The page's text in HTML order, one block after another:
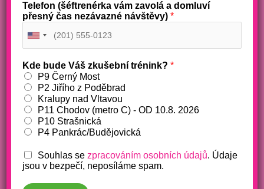
Telefon (šéftrenérka vám zavolá a domluví
přesný čas nezávazné návštěvy)*
Kde bude Váš zkušební trénink?*
P9 Černý Most
P2 Jiřího z Poděbrad
Kralupy nad Vltavou
P11 Chodov (metro C) - OD 10.8. 2026
P10 Strašnická
P4 Pankrác/Budějovická
Souhlas sezpracováním osobních údajů. Údaje
jsou v bezpečí, neposíláme spam.